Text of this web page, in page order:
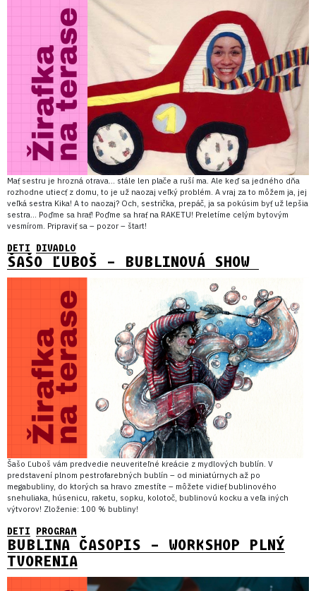
Mať sestru je hrozná otrava… stále len plače a ruší ma. Ale keď sa jedného dňa
rozhodne utiecť z domu, to je už naozaj veľký problém. A vraj za to môžem ja, jej
veľká sestra Kika! A to naozaj? Och, sestrička, prepáč, ja sa pokúsim byť už lepšia
sestra… Poďme sa hrať! Poďme sa hrať na RAKETU! Preletíme celým bytovým
vesmírom. Pripraviť sa – pozor – štart!
DETI DIVADLO
ŠAŠO ĽUBOŠ – BUBLINOVÁ SHOW
Šašo Ľuboš vám predvedie neuveriteľné kreácie z mydlových bublín. V
predstavení plnom pestrofarebných bublín – od miniatúrnych až po
megabubliny, do ktorých sa hravo zmestíte – môžete vidieť bublinového
snehuliaka, húsenicu, raketu, sopku, kolotoč, bublinovú kocku a veľa iných
výtvorov! Zloženie: 100 % bubliny!
DETI PROGRAM
BUBLINA ČASOPIS – WORKSHOP PLNÝ
TVORENIA